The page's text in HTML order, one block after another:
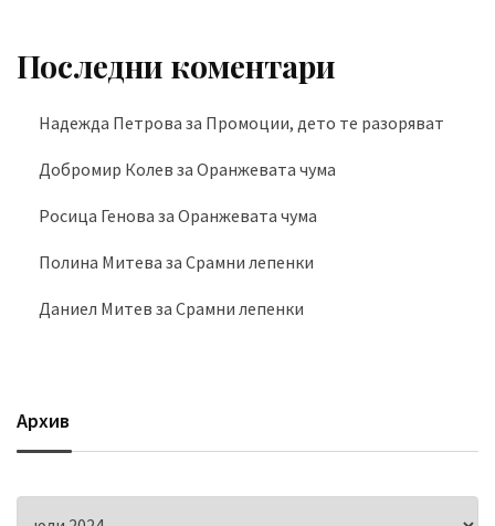
Последни коментари
Надежда Петрова за Промоции, дето те разоряват
Добромир Колев за Оранжевата чума
Росица Генова за Оранжевата чума
Полина Митева за Срамни лепенки
Даниел Митев за Срамни лепенки
Архив
Архив